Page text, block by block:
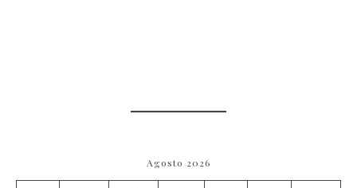
Agosto 2026